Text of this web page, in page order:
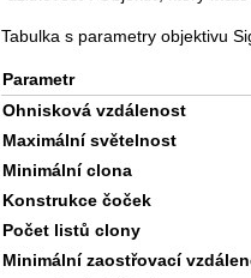
Tabulka s parametry objektivu
Parametr
Ohnisková vzdálenost
Maximální světelnost
Minimální clona
Konstrukce čoček
Počet listů clony
Minimální zaostřovací